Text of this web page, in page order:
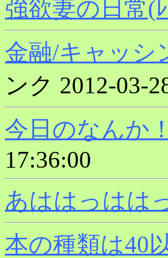
強欲妻の日常(
金融/キャッシ
ンク 2012-03-
今日のなんか
17:36:00
あははっはは
本の種類は40